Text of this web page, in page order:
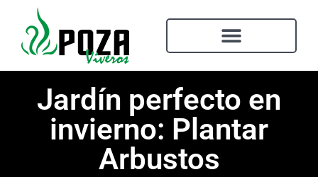
Jardín perfecto en
invierno: Plantar
Arbustos